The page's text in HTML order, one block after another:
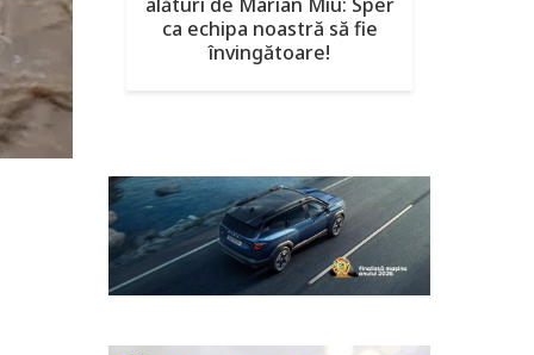
ca echipa noastră să fie
învingătoare!